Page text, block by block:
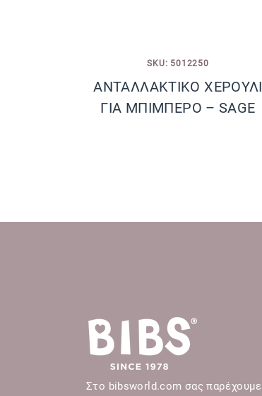
SKU: 5012250
ΑΝΤΑΛΛΑΚΤΙΚΟ ΧΕΡΟΥΛΙ
ΓΙΑ ΜΠΙΜΠΕΡΟ – SAGE
Στο bibsworld.com σας παρέχουμε